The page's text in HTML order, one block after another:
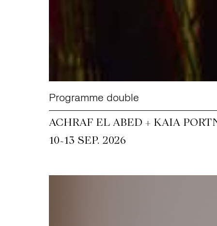
Programme double
ACHRAF EL ABED + KAIA
10~13 SEP. 2026